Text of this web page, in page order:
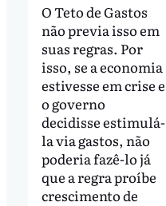
O Teto de Gastos
não previa isso em
suas regras. Por
isso, se a economia
estivesse em crise e
o governo
decidisse estimulá-
la via gastos, não
poderia fazê-lo já
que a regra proíbe
crescimento de